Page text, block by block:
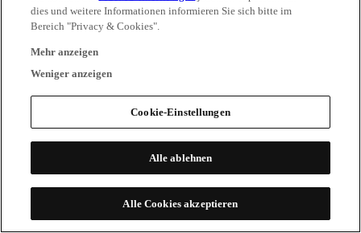
dies und weitere Informationen informieren Sie sich bitte im
Bereich "Privacy & Cookies".
Mehr anzeigen
Weniger anzeigen
Cookie-Einstellungen
Alle ablehnen
Alle Cookies akzeptieren